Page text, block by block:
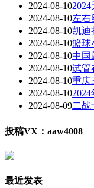
2024-08-10
2024-08-10左右
2024-08-10凯迪
2024-08-10篮球
2024-08-10中国
2024-08-10试管
2024-08-10重庆
2024-08-10
2024-08-09二战
投稿VX：aaw4008
最近发表